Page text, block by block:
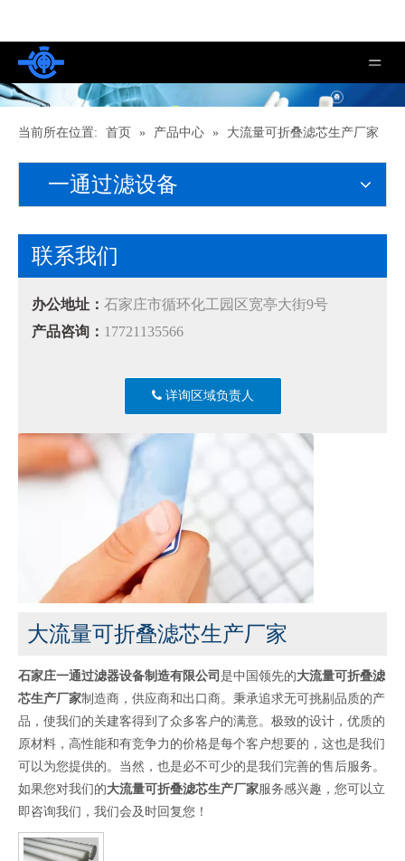
当前所在位置: 首页 » 产品中心 » 大流量可折叠滤芯生产厂家
一通过滤设备
联系我们
办公地址： 石家庄市循环化工园区宽亭大街9号
产品咨询： 17721135566
详询区域负责人
大流量可折叠滤芯生产厂家
石家庄一通过滤器设备制造有限公司 是中国领先的大流量可折叠滤
芯生产厂家制造商，供应商和出口商。秉承追求无可挑剔品质的产
品，使我们的关建客得到了众多客户的满意。极致的设计，优质的
原材料，高性能和有竞争力的价格是每个客户想要的，这也是我们
可以为您提供的。当然，也是必不可少的是我们完善的售后服务。
如果您对我们的大流量可折叠滤芯生产厂家服务感兴趣，您可以立
即咨询我们，我们会及时回复您！